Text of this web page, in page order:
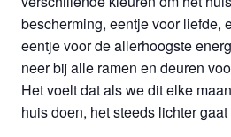
bescherming, eentje voor liefde,
eentje voor de allerhoogste
neer bij alle ramen en deuren
Het voelt dat als we dit elke
huis doen, het steeds lichter